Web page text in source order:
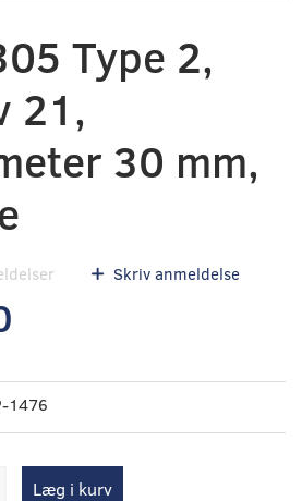
Type 2,
21,
30 mm,
Skriv anmeldelse
1476
Læg i kurv